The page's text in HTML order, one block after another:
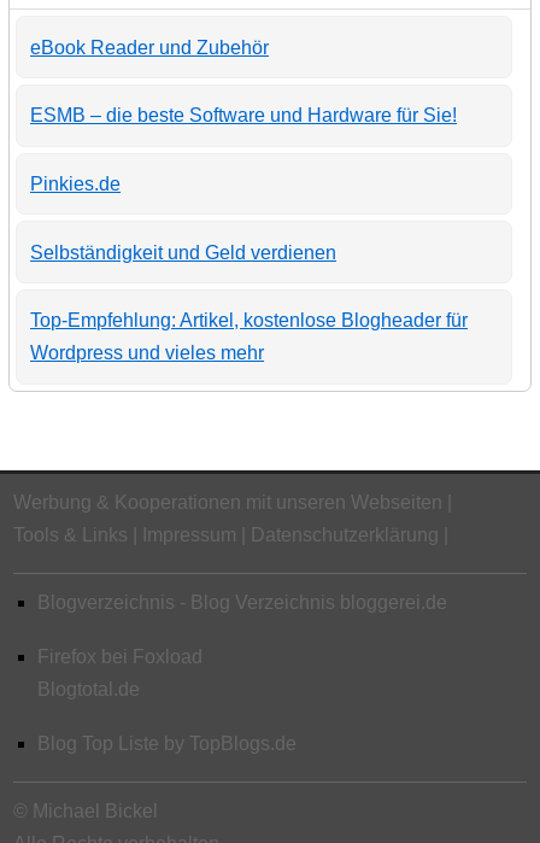
eBook Reader und Zubehör
ESMB – die beste Software und Hardware für Sie!
Pinkies.de
Selbständigkeit und Geld verdienen
Top-Empfehlung: Artikel, kostenlose Blogheader für
Wordpress und vieles mehr
Werbung & Kooperationen mit unseren Webseiten
Tools & Links
Impressum Datenschutzerklärung
Blogverzeichnis - Blog Verzeichnis bloggerei.de
Firefox bei Foxload
Blogtotal.de
Blog Top Liste by TopBlogs.de
© Michael Bickel